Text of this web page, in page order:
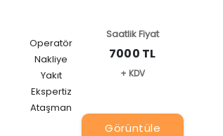
Operatör
Nakliye
Yakıt
Ekspertiz
Ataşman
Saatlik Fiyat
7000 TL
+ KDV
Görüntüle